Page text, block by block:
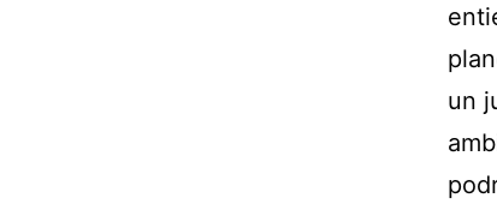
un